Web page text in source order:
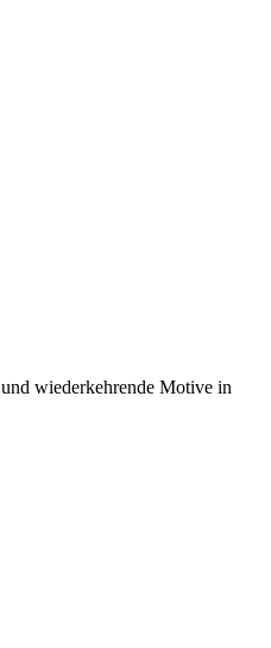
wiederkehrende Motive in